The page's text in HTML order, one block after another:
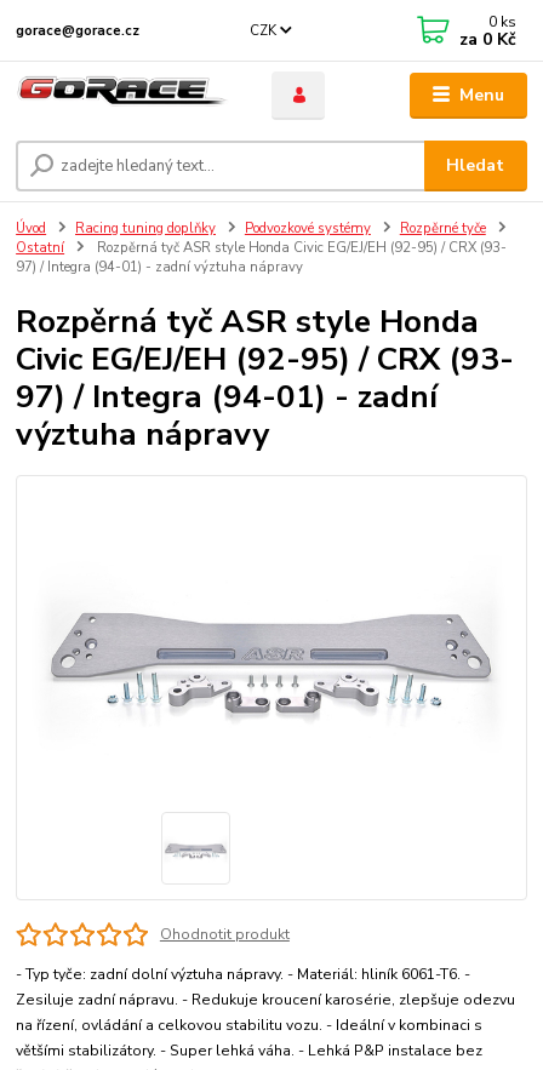
Menu
CZK
Hledat
gorace@gorace.cz 0 ks
za 0 Kč
Úvod Racing tuning doplňky Podvozkové systémy
Rozpěrné tyče
Ostatní
Rozpěrná tyč ASR style Honda Civic EG/EJ/EH (92-95) / CRX (93-
97) / Integra (94-01) - zadní výztuha nápravy
Rozpěrná tyč ASR style Honda
Civic EG/EJ/EH (92-95) / CRX (93-
97) / Integra (94-01) - zadní
výztuha nápravy
Ohodnotit produkt
- Typ tyče: zadní dolní výztuha nápravy. - Materiál: hliník 6061-T6. -
Zesiluje zadní nápravu. - Redukuje kroucení karosérie, zlepšuje odezvu
na řízení, ovládání a celkovou stabilitu vozu. - Ideální v kombinaci s
většími stabilizátory. - Super lehká váha. - Lehká P&P instalace bez